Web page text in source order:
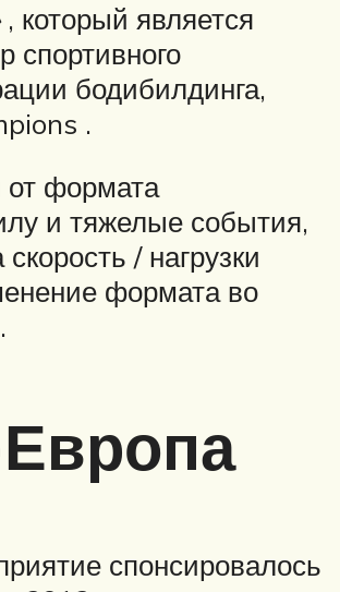
, который является
бодибилдинга,
.
от формата
и тяжелые события,
/ нагрузки
формата во
спонсировалось